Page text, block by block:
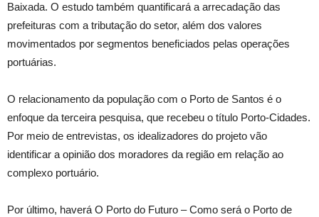
Baixada. O estudo também quantificará a arrecadação das
prefeituras com a tributação do setor, além dos valores
movimentados por segmentos beneficiados pelas operações
portuárias.
O relacionamento da população com o Porto de Santos é o
enfoque da terceira pesquisa, que recebeu o título Porto-Cidades.
Por meio de entrevistas, os idealizadores do projeto vão
identificar a opinião dos moradores da região em relação ao
complexo portuário.
Por último, haverá O Porto do Futuro – Como será o Porto de